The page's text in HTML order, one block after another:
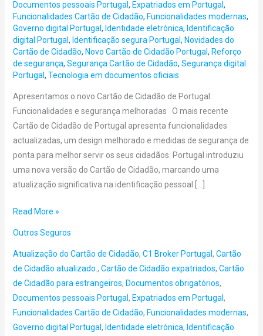
Documentos pessoais Portugal, Expatriados em Portugal,
Funcionalidades Cartão de Cidadão, Funcionalidades modernas,
Governo digital Portugal, Identidade eletrónica, Identificação
digital Portugal, Identificação segura Portugal, Novidades do
Cartão de Cidadão, Novo Cartão de Cidadão Portugal, Reforço
de segurança, Segurança Cartão de Cidadão, Segurança digital
Portugal, Tecnologia em documentos oficiais
Apresentamos o novo Cartão de Cidadão de Portugal:
Funcionalidades e segurança melhoradas O mais recente
Cartão de Cidadão de Portugal apresenta funcionalidades
actualizadas, um design melhorado e medidas de segurança de
ponta para melhor servir os seus cidadãos. Portugal introduziu
uma nova versão do Cartão de Cidadão, marcando uma
atualização significativa na identificação pessoal […]
e
segurança
reforçadas
Read More »
Outros Seguros
Atualização do Cartão de Cidadão, C1 Broker Portugal , Cartão
de Cidadão atualizado. , Cartão de Cidadão expatriados, Cartão
de Cidadão para estrangeiros, Documentos obrigatórios,
Documentos pessoais Portugal , Expatriados em Portugal ,
Funcionalidades Cartão de Cidadão, Funcionalidades modernas,
Governo digital Portugal , Identidade eletrónica, Identificação